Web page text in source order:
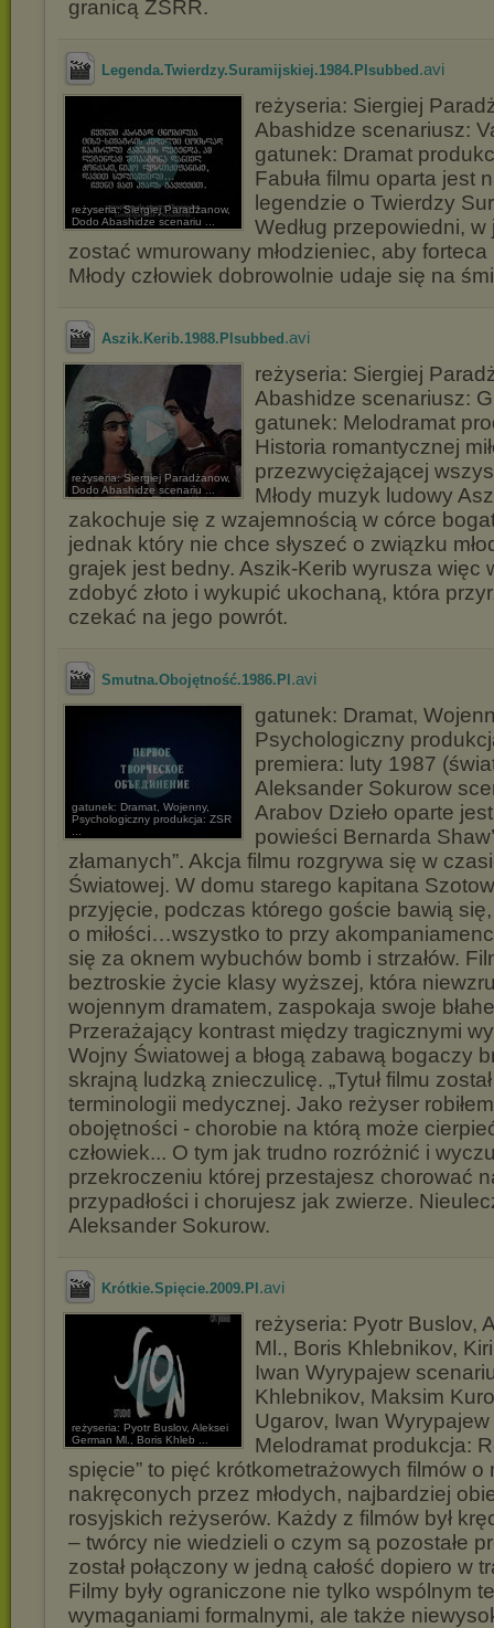
granicą ZSRR.
Legenda.Twierdzy.Suramijskiej.1984.Plsubbed .avi
reżyseria: Siergiej Paradżanow,
Dodo Abashidze scenariu ...
reżyseria: Siergiej
Abashidze scenariusz:
gatunek: Dramat
Fabuła filmu oparta jest
legendzie o Twierdzy
Według przepowiedni,
zostać wmurowany młodzieniec, aby forteca
Młody człowiek dobrowolnie udaje się na
Aszik.Kerib.1988.Plsubbed .avi
reżyseria: Siergiej Paradżanow,
Dodo Abashidze scenariu ...
reżyseria: Siergiej
Abashidze scenariusz:
gatunek: Melodramat
Historia romantycznej
przezwyciężającej
Młody muzyk ludowy
zakochuje się z wzajemnością w córce
jednak który nie chce słyszeć o związku
grajek jest bedny. Aszik-Kerib wyrusza więc
zdobyć złoto i wykupić ukochaną, która
czekać na jego powrót.
Smutna.Obojętność.1986.Pl .avi
gatunek: Dramat, Wojenny,
Psychologiczny produkcja: ZSR
gatunek: Dramat,
Psychologiczny
premiera: luty 1987
Aleksander Sokurow
Arabov Dzieło oparte
powieści Bernarda
złamanych”. Akcja filmu rozgrywa się w
Światowej. W domu starego kapitana
przyjęcie, podczas którego goście bawią
o miłości…wszystko to przy
się za oknem wybuchów bomb i strzałów.
beztroskie życie klasy wyższej, która
wojennym dramatem, zaspokaja swoje
Przerażający kontrast między tragicznymi
Wojny Światowej a błogą zabawą bogaczy
skrajną ludzką znieczulicę. „Tytuł filmu
terminologii medycznej. Jako reżyser
obojętności - chorobie na którą może
człowiek... O tym jak trudno rozróżnić i
przekroczeniu której przestajesz chorować
przypadłości i chorujesz jak zwierze.
Aleksander Sokurow.
Krótkie.Spięcie.2009.Pl .avi
reżyseria: Pyotr Buslov, Aleksei
German Ml., Boris Khleb ...
reżyseria: Pyotr Buslov,
Ml., Boris Khlebnikov,
Iwan Wyrypajew
Khlebnikov, Maksim
Ugarov, Iwan
Melodramat produkcja:
spięcie” to pięć krótkometrażowych filmów o
nakręconych przez młodych, najbardziej
rosyjskich reżyserów. Każdy z filmów był
– twórcy nie wiedzieli o czym są pozostałe
został połączony w jedną całość dopiero w
Filmy były ograniczone nie tylko wspólnym
wymaganiami formalnymi, ale także